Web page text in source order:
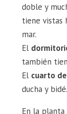
doble y
tiene vistas
mar.
El
también
El cuarto
ducha y bidé.
En la planta